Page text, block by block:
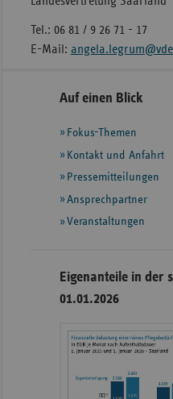
Tel.: 06 81 / 9 26 71 - 17
E-Mail:
Seitennavigation
Seitenleiste
weiteren
Informationen
Auf einen Blick
Fokus-Themen
Kontakt und Anfahrt
Pressemitteilungen
Ansprechpartner
Veranstaltungen
Eigenanteile in der
01.01.2026